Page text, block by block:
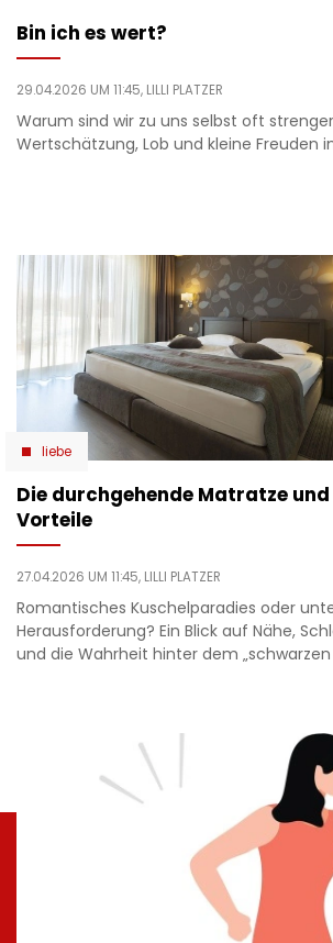
Bin ich es wert?
29.04.2026 UM 11:45, LILLI PLATZER
Warum sind wir zu uns selbst oft
Wertschätzung, Lob und kleine Freuden
liebe
Die durchgehende Matratze
Vorteile
27.04.2026 UM 11:45, LILLI PLATZER
Romantisches Kuschelparadies oder
Herausforderung? Ein Blick auf Nähe,
und die Wahrheit hinter dem „schwarzen